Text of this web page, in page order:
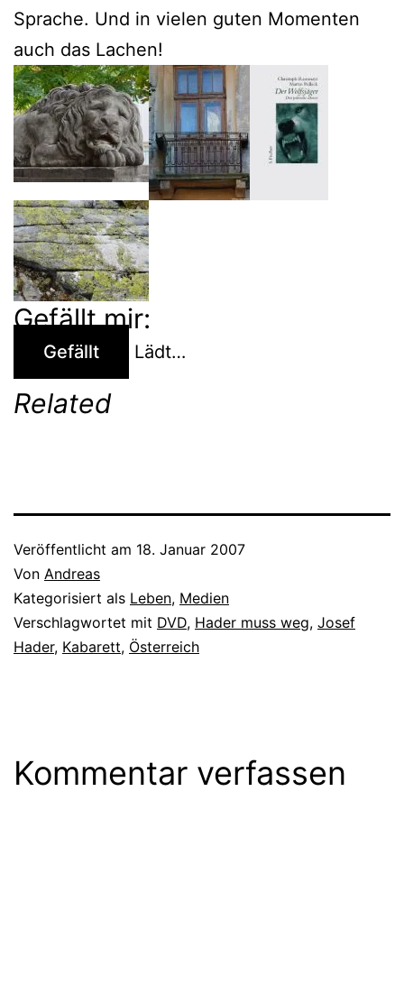
Sprache. Und in vielen guten Momenten
auch das Lachen!
Gefällt mir:
Gefällt Lädt…
Related
Veröffentlicht am 18. Januar 2007
Von Andreas
Kategorisiert als Leben, Medien
Verschlagwortet mit DVD, Hader muss weg, Josef
Hader, Kabarett, Österreich
Kommentar verfassen